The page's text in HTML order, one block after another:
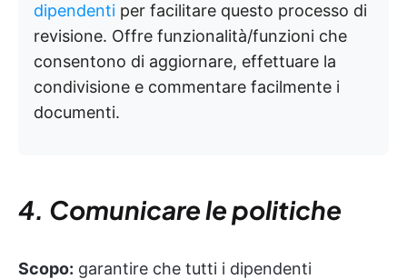
dipendenti per facilitare questo processo di
revisione. Offre funzionalità/funzioni che
consentono di aggiornare, effettuare la
condivisione e commentare facilmente i
documenti.
4. Comunicare le politiche
Scopo: garantire che tutti i dipendenti